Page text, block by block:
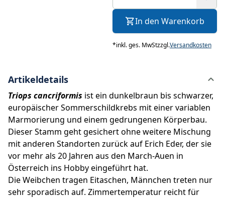
In den Warenkorb
*inkl. ges. MwStzzgl.Versandkosten
Artikeldetails
Triops cancriformis ist ein dunkelbraun bis schwarzer,
europäischer Sommerschildkrebs mit einer variablen
Marmorierung und einem gedrungenen Körperbau.
Dieser Stamm geht gesichert ohne weitere Mischung
mit anderen Standorten zurück auf Erich Eder, der sie
vor mehr als 20 Jahren aus den March-Auen in
Österreich ins Hobby eingeführt hat.
Die Weibchen tragen Eitaschen, Männchen treten nur
sehr sporadisch auf. Zimmertemperatur reicht für